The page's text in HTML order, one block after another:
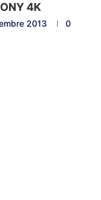
4K
2013
0